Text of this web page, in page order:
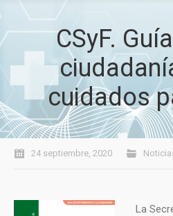
CSyF.
cuidados
24 septiembre, 2020
La